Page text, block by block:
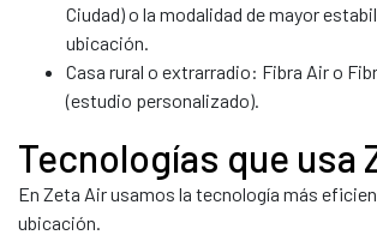
Ciudad) o la modalidad de mayor
ubicación.
Casa rural o extrarradio: Fibra Air o
(estudio personalizado).
Tecnologías que usa
En Zeta Air usamos la tecnología más
ubicación.